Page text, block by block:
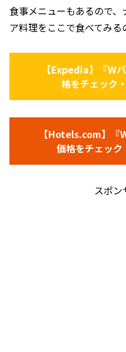
食事メニューもあるので
ア料理をここで食べてみる
【Expedia】『W
格をチェック
【Hotels.com】『
価格をチェック
スポン